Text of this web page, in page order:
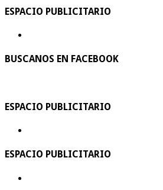
ESPACIO PUBLICITARIO
BUSCANOS EN FACEBOOK
ESPACIO PUBLICITARIO
ESPACIO PUBLICITARIO